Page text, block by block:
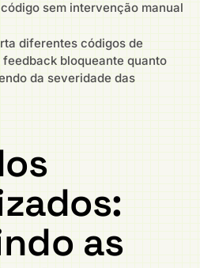
sem intervenção manual
diferentes códigos de
bloqueante quanto
da severidade das
as